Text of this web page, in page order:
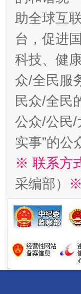
助全球互
台，促进
科技、健
众/全民服
民众/全民
公众/公民/
实事”的公
※ 联系方
采编部） ※